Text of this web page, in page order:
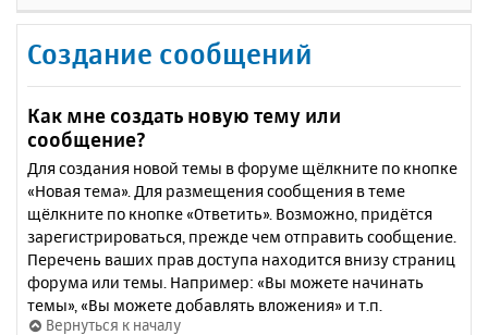
Создание сообщений
Как мне создать новую тему или
сообщение?
Для создания новой темы в форуме щёлкните по кнопке
«Новая тема». Для размещения сообщения в теме
щёлкните по кнопке «Ответить». Возможно, придётся
зарегистрироваться, прежде чем отправить сообщение.
Перечень ваших прав доступа находится внизу страниц
форума или темы. Например: «Вы можете начинать
темы», «Вы можете добавлять вложения» и т.п.
Вернуться к началу